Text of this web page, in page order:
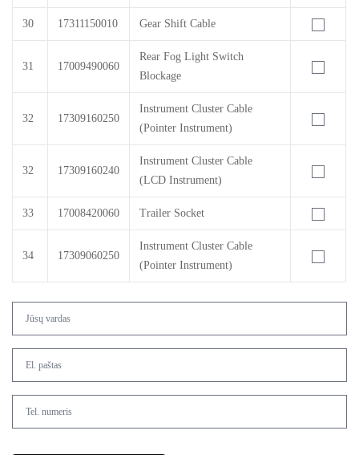
30 17311150010 Gear Shift Cable
31 17009490060
Rear Fog Light Switch
Blockage
32 17309160250
Instrument Cluster Cable
(Pointer Instrument)
32 17309160240
Instrument Cluster Cable
(LCD Instrument)
33 17008420060 Trailer Socket
34 17309060250
Instrument Cluster Cable
(Pointer Instrument)